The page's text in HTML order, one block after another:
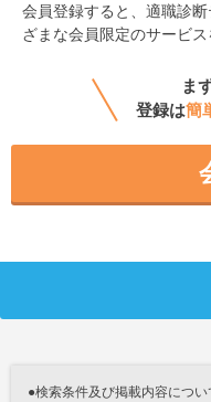
会員登録すると、 適職診
ざまな会員限定のサービス
ま
登録は簡
●検索条件及び掲載内容につい